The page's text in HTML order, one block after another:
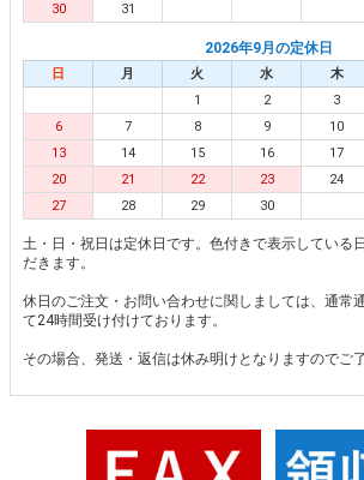
30
31
2026年9月の定休日
日 月 火 水 木
1
2 3
6
7 8 9 10
13
14 15 16 17
20
21 22 23 24
27
28 29 30
土・日・祝日は定休日です。色付きで表示している
だきます。
休日のご注文・お問い合わせに関しましては、通常
て24時間受け付けております。
その場合、発送・返信は休み明けとなりますのでご